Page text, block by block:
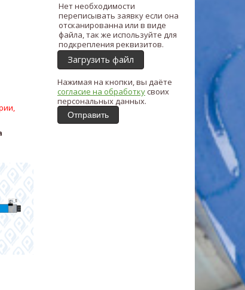
Нет необходимости
переписывать заявку если она
отсканированна или в виде
файла, так же используйте для
подкрепления реквизитов.
Загрузить файл
Нажимая на кнопки, вы даёте
согласие на обработкусвоих
персональных данных.
Отправить